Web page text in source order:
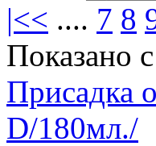
|<< .... 7 8
Показано
Присадка
D/180мл./